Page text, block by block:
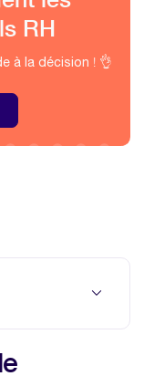
la même
RH
à la décision ! 👌